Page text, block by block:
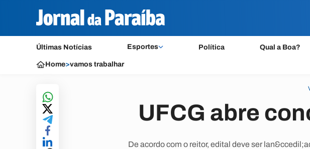
Últimas Notícias Esportes Política Qual a Boa?
Home>vamos trabalhar
UFCG abre
De acordo com o reitor, edital deve ser